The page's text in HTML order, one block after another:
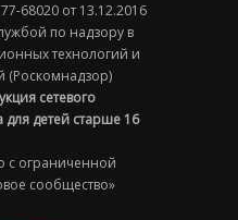
68020 от 13.12.2016
по надзору в
технологий и
(Роскомнадзор)
сетевого
детей старше 16
с ограниченной
сообщество»